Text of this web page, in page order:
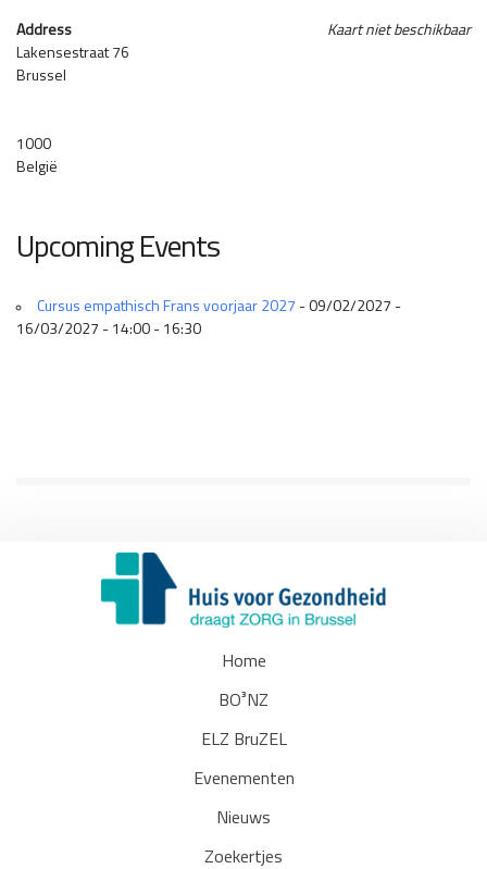
Kaart niet beschikbaar
Address
Lakensestraat 76
Brussel
1000
België
Upcoming Events
Cursus empathisch Frans voorjaar 2027 - 09/02/2027 -
16/03/2027 - 14:00 - 16:30
Home
BO³NZ
ELZ BruZEL
Evenementen
Nieuws
Zoekertjes